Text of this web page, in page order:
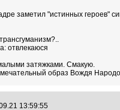
заметил "истинных героев"
отвлекаюся
затяжками. Смакую.
образ Вождя
13:59:55